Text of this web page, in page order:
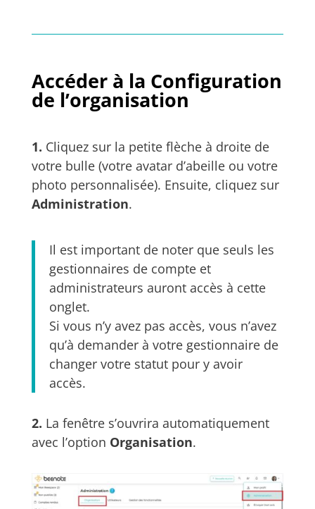
Accéder à la Configuration
de l’organisation
1. Cliquez sur la petite flèche à droite de
votre bulle (votre avatar d’abeille ou votre
photo personnalisée). Ensuite, cliquez sur
Administration.
Il est important de noter que seuls les
gestionnaires de compte et
administrateurs auront accès à cette
onglet.
Si vous n’y avez pas accès, vous n’avez
qu’à demander à votre gestionnaire de
changer votre statut pour y avoir
accès.
2. La fenêtre s’ouvrira automatiquement
avec l’option Organisation.